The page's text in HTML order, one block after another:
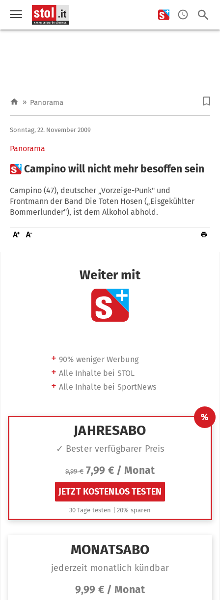
» Panorama
Panorama
Sonntag, 22. November 2009
Campino will nicht mehr besoffen sein
Campino (47), deutscher „Vorzeige-Punk" und
Frontmann der Band Die Toten Hosen („Eisgekühlter
Bommerlunder"), ist dem Alkohol abhold.